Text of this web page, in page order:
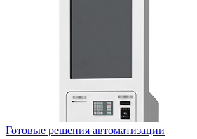
Готовые решения автоматизации